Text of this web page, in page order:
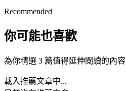
Recommended
你可能也喜歡
為你精選 3 篇值得延伸閱讀的內容
載入推薦文章中...